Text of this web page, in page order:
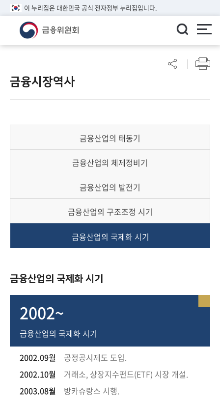
이 누리집은 대한민국 공식 전자정부 누리집입니다.
린
이알
보
공
극
금융시장역사
금융산업의 태동기
금융산업의 체제정비기
금융산업의 발전기
금융산업의 구조조정 시기
금융산업의 국제화 시기
금융산업의 국제화 시기
2002~
금융산업의 국제화 시기
2002.09월
공정공시제도 도입.
2002.10월
거래소, 상장지수펀드(ETF) 시장 개설.
2003.08월
방카슈랑스 시행.